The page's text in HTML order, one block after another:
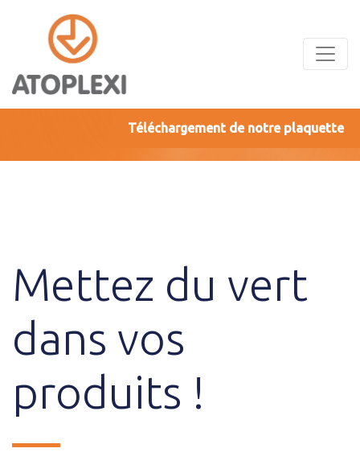
Téléchargement de notre plaquette
Mettez du vert
dans vos
produits !